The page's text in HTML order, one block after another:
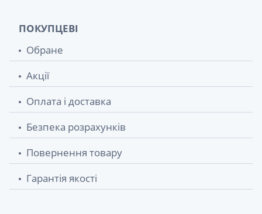
ПОКУПЦЕВІ
Обране
Акції
Оплата і доставка
Безпека розрахунків
Повернення товару
Гарантія якості